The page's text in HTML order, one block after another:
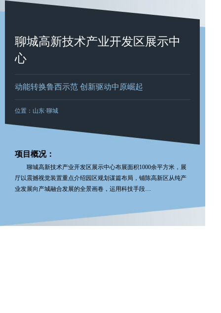
聊城高新技术产业开发区展示中
心
动能转换鲁西示范 创新驱动中原崛起
位置：山东·聊城
项目概况：
聊城高新技术产业开发区展示中心布展面积1000余平方米，展
厅以震撼视觉装置重点介绍园区规划谋篇布局，铺陈高新区从纯产
业发展向产城融合发展的全景画卷，运用科技手段…